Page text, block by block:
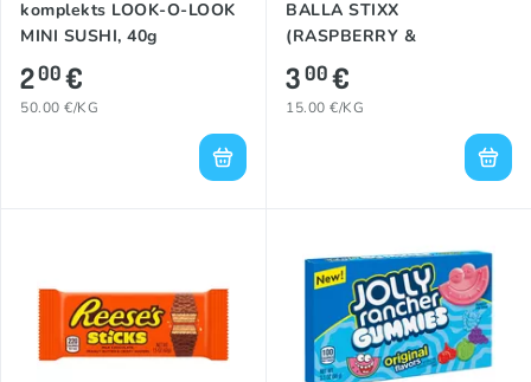
komplekts LOOK-O-LOOK
MINI SUSHI, 40g
200€
50.00 €/KG
BALLA STIXX
(RASPBERRY &
BLACKBERRY), 200g
300€
15.00 €/KG